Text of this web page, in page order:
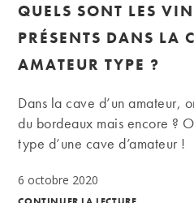
QUELS SONT LES
PRÉSENTS DANS LA
AMATEUR TYPE ?
Dans la cave d’un amateur,
du bordeaux mais encore ?
type d’une cave d’amateur !
6 octobre 2020
Quels